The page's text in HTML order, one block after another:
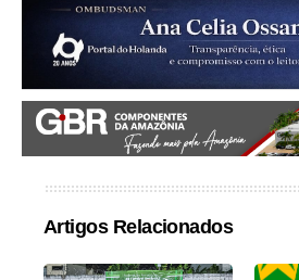
Artigos Relacionados